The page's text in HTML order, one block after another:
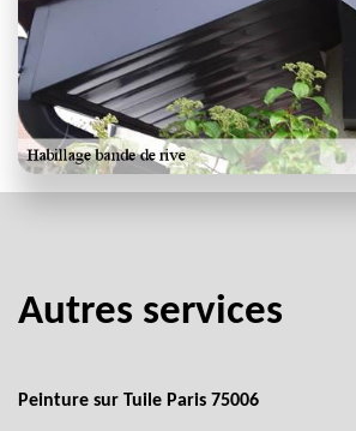
Autres services
Peinture sur Tuile Paris 75006